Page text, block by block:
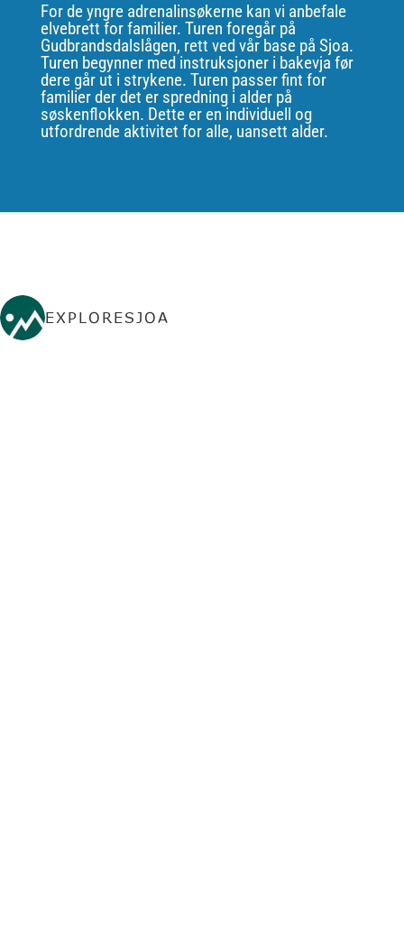
For de yngre adrenalinsøkerne kan vi anbefale
elvebrett for familier. Turen foregår på
Gudbrandsdalslågen, rett ved vår base på Sjoa.
Turen begynner med instruksjoner i bakevja før
dere går ut i strykene. Turen passer fint for
familier der det er spredning i alder på
søskenflokken. Dette er en individuell og
utfordrende aktivitet for alle, uansett alder.
EXPLORESJOA